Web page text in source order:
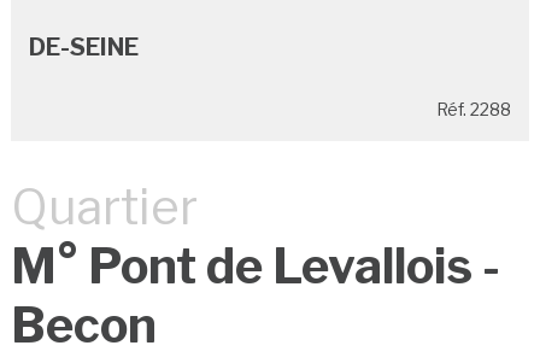
DE-SEINE
Réf. 2288
Quartier
M° Pont de Levallois -
Becon